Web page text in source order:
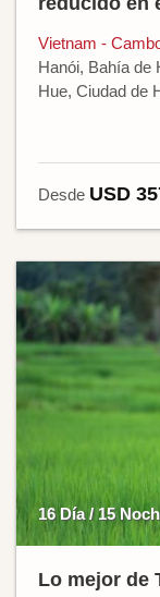
Vietnam -
Hanói, Bahía de
Hue, Ciudad de
Desde USD
16 Día / 15
Lo mejor de